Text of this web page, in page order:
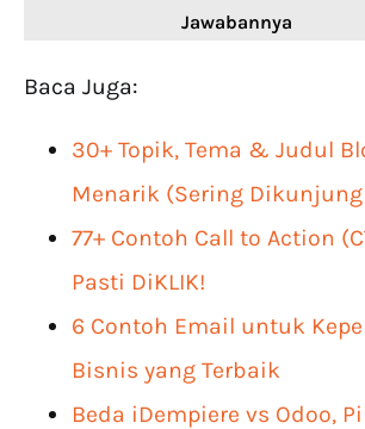
Jawabannya
Baca Juga:
30+ Topik, Tema & Judul
Menarik (Sering
77+ Contoh Call to Action
Pasti DiKLIK!
6 Contoh Email untuk
Bisnis yang Terbaik
Beda iDempiere vs Odoo,